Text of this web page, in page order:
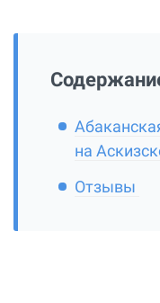
на
Отзывы